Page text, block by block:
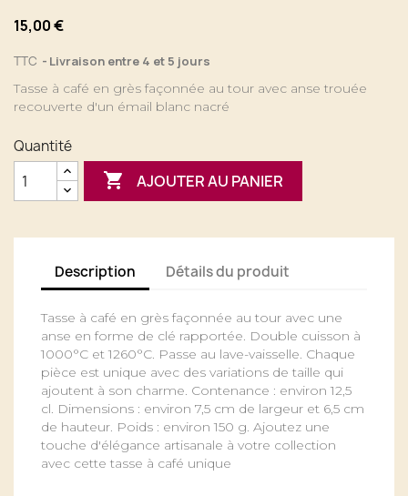
15,00 €
TTC
Livraison entre 4 et 5 jours
Tasse à café en grès façonnée au tour avec anse trouée
recouverte d'un émail blanc nacré
Quantité
 AJOUTER AU PANIER
Description Détails du produit
Tasse à café en grès façonnée au tour avec une
anse en forme de clé rapportée. Double cuisson à
1000°C et 1260°C. Passe au lave-vaisselle. Chaque
pièce est unique avec des variations de taille qui
ajoutent à son charme. Contenance : environ 12,5
cl. Dimensions : environ 7,5 cm de largeur et 6,5 cm
de hauteur. Poids : environ 150 g. Ajoutez une
touche d'élégance artisanale à votre collection
avec cette tasse à café unique